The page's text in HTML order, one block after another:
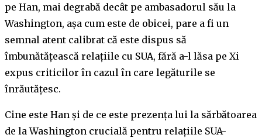
pe Han, mai degrabă decât pe ambasadorul său la
Washington, așa cum este de obicei, pare a fi un
semnal atent calibrat că este dispus să
îmbunătățească relațiile cu SUA, fără a-l lăsa pe Xi
expus criticilor în cazul în care legăturile se
înrăutățesc.
Cine este Han și de ce este prezența lui la sărbătoarea
de la Washington crucială pentru relațiile SUA-